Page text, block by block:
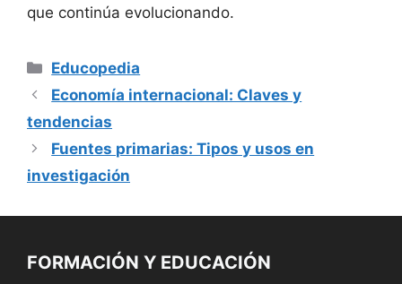
que continúa evolucionando.
Categorías
Educopedia
Economía internacional: Claves y
tendencias
Fuentes primarias: Tipos y usos en
investigación
FORMACIÓN Y EDUCACIÓN